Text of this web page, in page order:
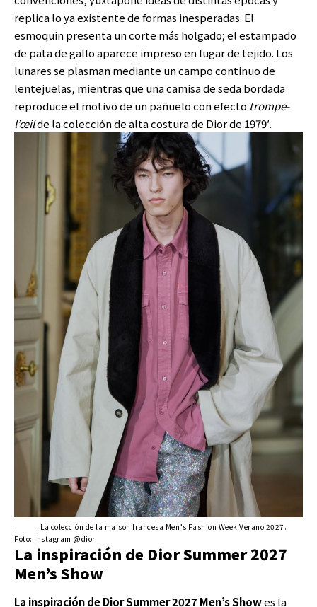
replica lo ya existente de formas inesperadas. El
esmoquin presenta un corte más holgado; el estampado
de pata de gallo aparece impreso en lugar de tejido. Los
lunares se plasman mediante un campo continuo de
lentejuelas, mientras que una camisa de seda bordada
reproduce el motivo de un pañuelo con efecto trompe-
l’œilde la colección de alta costura de Dior de 1979′.
La colección de la maison francesa Men’s Fashion Week Verano 2027.
Foto: Instagram @dior.
La inspiración de Dior Summer 2027
Men’s Show
La inspiración de Dior Summer 2027 Men’s Showes la